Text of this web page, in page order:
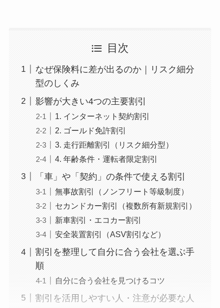
目次
なぜ保険料に差が出るのか｜リスク細分
型のしくみ
影響が大きい4つの主要割引
1. インターネット契約割引
2. ゴールド免許割引
3. 走行距離割引（リスク細分型）
4. 年齢条件・運転者限定割引
「車」や「契約」の条件で使える割引
無事故割引（ノンフリート等級制度）
セカンドカー割引（複数所有新規割引）
新車割引・エコカー割引
安全装置割引（ASV割引など）
割引を整理して自分に合う会社を選ぶ手
順
自分に合う会社を見つけるコツ
割引を活用しやすい人・注意が必要な人